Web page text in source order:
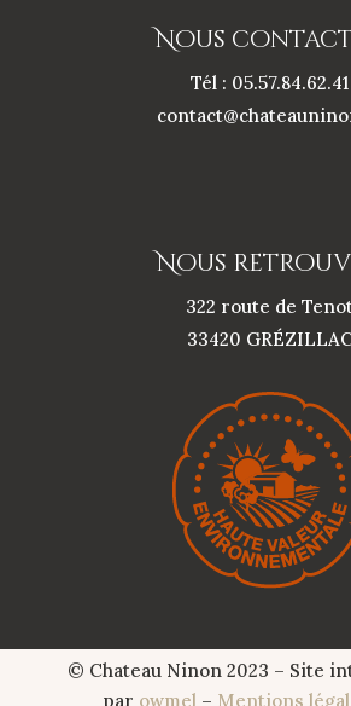
Nous
Tél : 05.57.84.62.41
Nous
322 route de
33420 GRÉZILLAC
© Chateau Ninon 2023 – Site
par owmel – Mentions